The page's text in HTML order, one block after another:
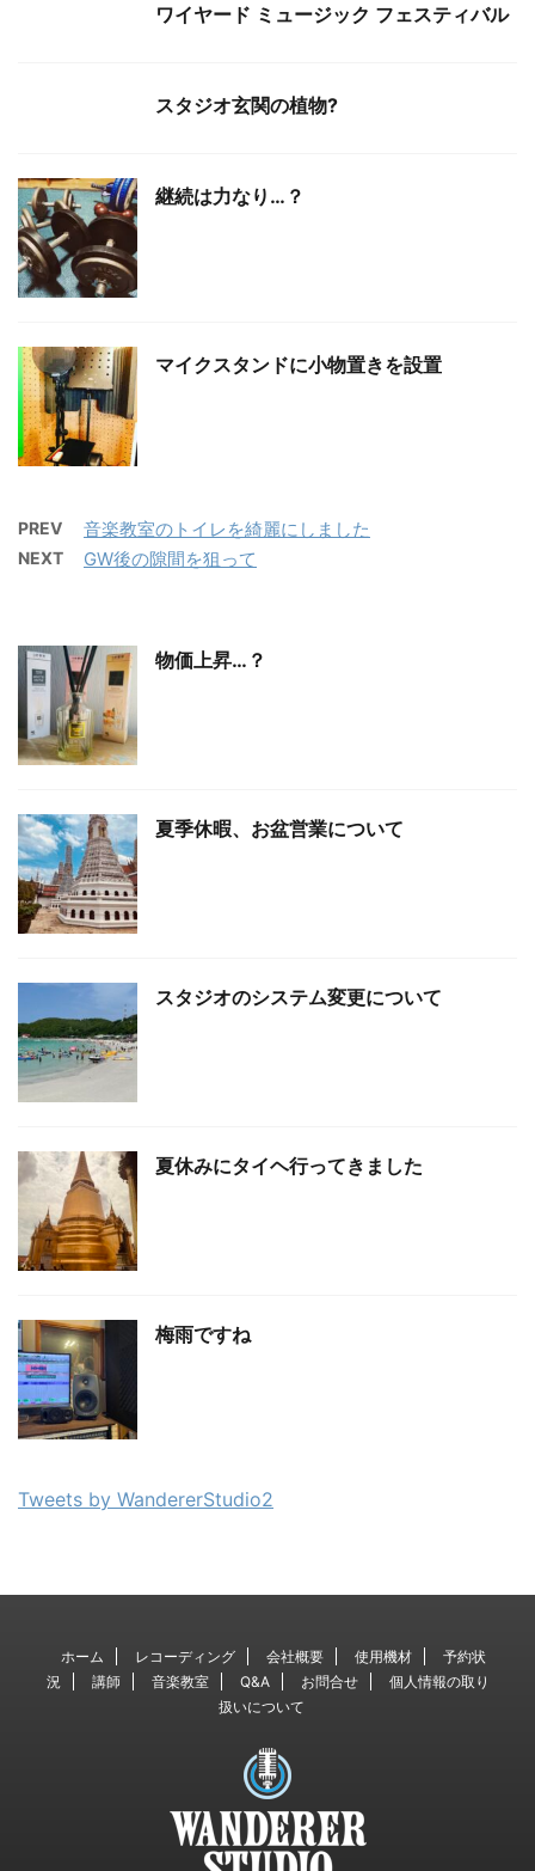
ワイヤード ミュージック フェスティバル
スタジオ玄関の植物?
継続は力なり…？
マイクスタンドに小物置きを設置
PREV 音楽教室のトイレを綺麗にしました
NEXT GW後の隙間を狙って
物価上昇…？
夏季休暇、お盆営業について
スタジオのシステム変更について
夏休みにタイヘ行ってきました
梅雨ですね
Tweets by WandererStudio2
ホーム レコーディング 会社概要 使用機材
予約状
況
講師 音楽教室 Q&A お問合せ
個人情報の取り
扱いについて